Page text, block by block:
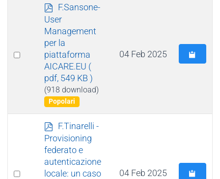
Select
p
d
f
F.Sansone-
User
Management
per la
piattaforma
AICARE.EU (
pdf, 549 KB )
(918 download)
Popolari
04 Feb 2025
Select
p
d
f
F.Tinarelli -
Provisioning
federato e
autenticazione
locale: un caso
04 Feb 2025